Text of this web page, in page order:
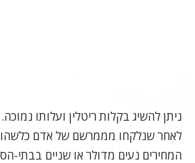
ניתן להשיג בקלות ריטלין ועלותו
לאחר שנלקחו מממרשם של אדם כלשהו,
המחירים נעים מדולר או שניים בבתי-